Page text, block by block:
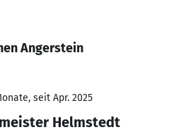
Angerstein
seit Apr. 2025
Helmstedt